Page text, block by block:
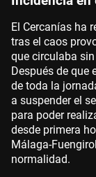
El Cercanías ha
tras el caos
que circulaba
Después de que
de toda la
a suspender el
para poder
desde primera
Málaga-
normalidad.